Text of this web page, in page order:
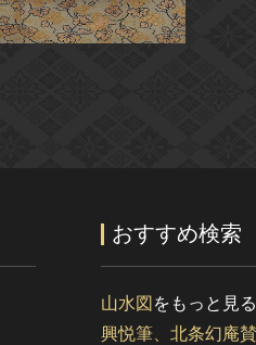
おすすめ検索
山水図 をもっと見る
興悦筆、北条幻庵賛